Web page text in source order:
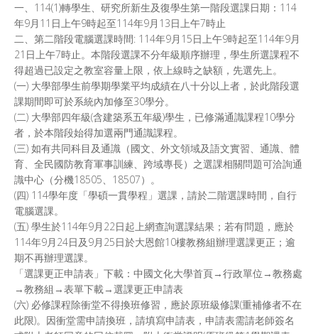
一、114(1)轉學生、研究所新生及復學生第一階段選課日期：114
年9月11日上午9時起至114年9月13日上午7時止
二、第二階段電腦選課時間: 114年9月15日上午9時起至114年9月
21日上午7時止。本階段選課不分年級順序辦理，學生所選課程不
得超過已設定之教室容量上限，依上線時之缺額，先選先上。
(一) 大學部學生前學期學業平均成績在八十分以上者，於此階段選
課期間即可於系統內加修至30學分。
(二) 大學部四年級(含建築系五年級)學生，已修滿通識課程10學分
者，於本階段始得加選兩門通識課程。
(三) 如有共同科目及通識（國文、外文領域及語文實習、通識、體
育、全民國防教育軍事訓練、跨域專長）之選課相關問題可洽詢通
識中心（分機18505、18507）。
(四) 114學年度「學碩一貫學程」選課，請於二階選課時間，自行
電腦選課。
(五) 學生於114年9月22日起上網查詢選課結果；若有問題，應於
114年9月24日及9月25日於大恩館10樓教務組辦理選課更正；逾
期不再辦理選課。
「選課更正申請表」下載：中國文化大學首頁→行政單位→教務處
→教務組→表單下載→選課更正申請表
(六) 必修課程除衝堂不得換班修習，應於原班級修課(重補修者不在
此限)。因衝堂需申請換班，請填寫申請表，申請表需請老師簽名